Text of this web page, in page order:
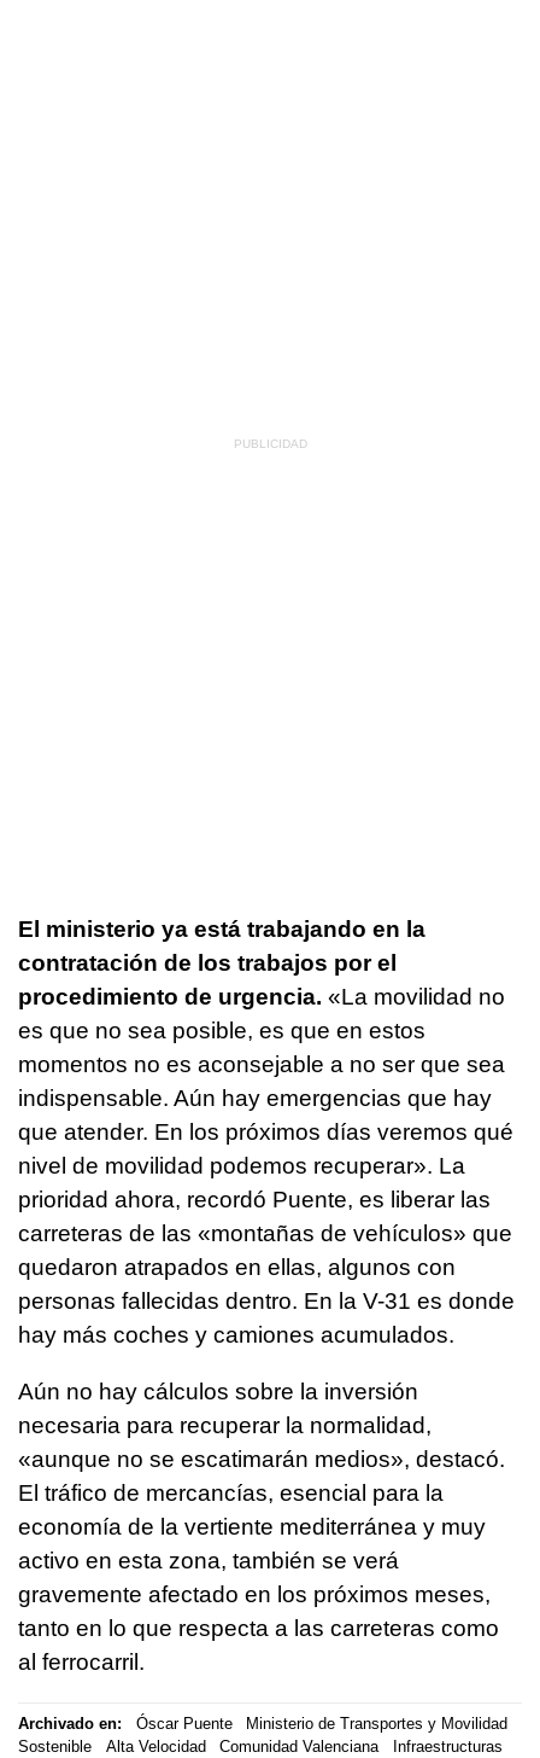
El ministerio ya está trabajando en la
contratación de los trabajos por el
procedimiento de urgencia. «La movilidad no
es que no sea posible, es que en estos
momentos no es aconsejable a no ser que sea
indispensable. Aún hay emergencias que hay
que atender. En los próximos días veremos qué
nivel de movilidad podemos recuperar». La
prioridad ahora, recordó Puente, es liberar las
carreteras de las «montañas de vehículos» que
quedaron atrapados en ellas, algunos con
personas fallecidas dentro. En la V-31 es donde
hay más coches y camiones acumulados.
Aún no hay cálculos sobre la inversión
necesaria para recuperar la normalidad,
«aunque no se escatimarán medios», destacó.
El tráfico de mercancías, esencial para la
economía de la vertiente mediterránea y muy
activo en esta zona, también se verá
gravemente afectado en los próximos meses,
tanto en lo que respecta a las carreteras como
al ferrocarril.
Archivado en: Óscar Puente
Ministerio de Transportes y Movilidad
Sostenible
Alta Velocidad Comunidad Valenciana Infraestructuras